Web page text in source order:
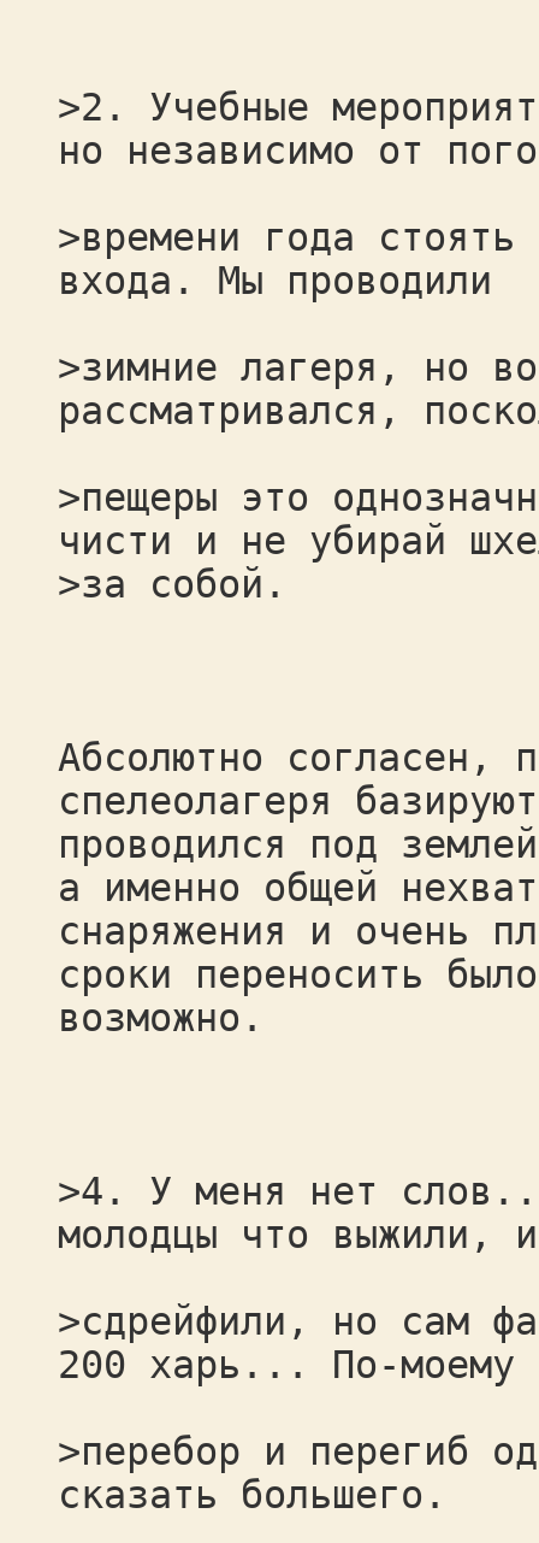
>2. Учебные
но независимо от
>времени года
входа. Мы проводили
>зимние лагеря, но
рассматривался,
>пещеры это
чисти и не убирай
>за собой.
Абсолютно согласен,
спелеолагеря
проводился под
а именно общей
снаряжения и очень
сроки переносить
возможно.
>4. У меня нет
молодцы что выжили,
>сдрейфили, но сам
200 харь... По-моему
>перебор и перегиб
сказать большего.